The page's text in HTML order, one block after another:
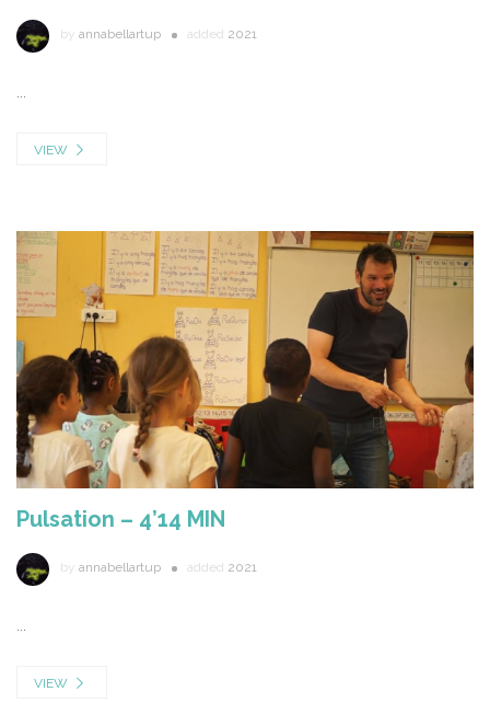
by annabellartup added 2021
VIEW
Pulsation – 4’14 MIN
by annabellartup added 2021
VIEW